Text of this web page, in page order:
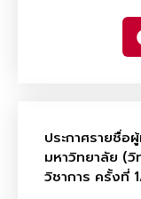
ประกาศรายชื่อ
มหาวิทยาลัย (
วิชาการ ครั้งที่